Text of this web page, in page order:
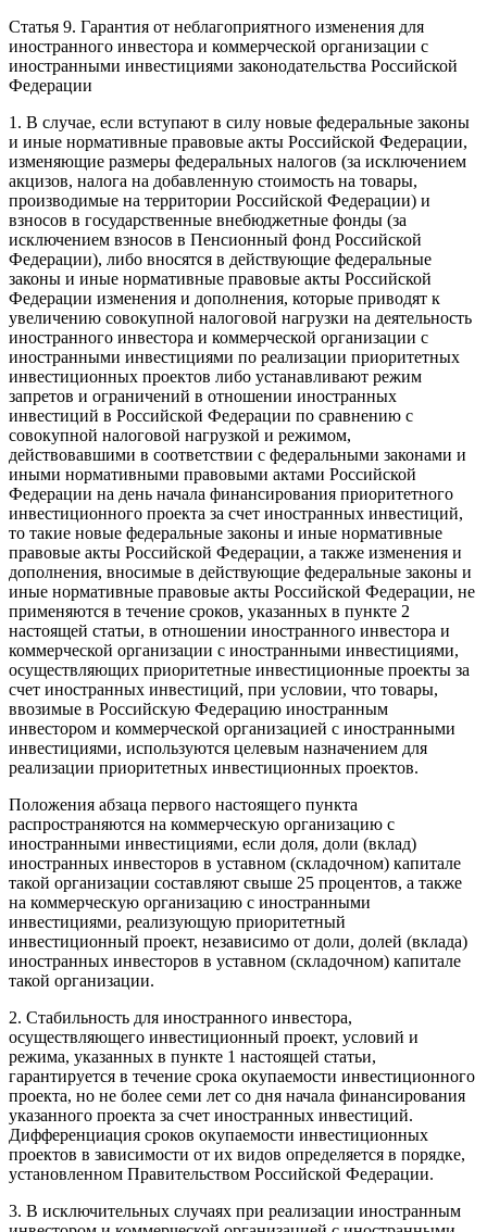
Статья 9. Гарантия от неблагоприятного изменения для
иностранного инвестора и коммерческой организации с
иностранными инвестициями законодательства Российской
Федерации
1. В случае, если вступают в силу новые федеральные законы
и иные нормативные правовые акты Российской Федерации,
изменяющие размеры федеральных налогов (за исключением
акцизов, налога на добавленную стоимость на товары,
производимые на территории Российской Федерации) и
взносов в государственные внебюджетные фонды (за
исключением взносов в Пенсионный фонд Российской
Федерации), либо вносятся в действующие федеральные
законы и иные нормативные правовые акты Российской
Федерации изменения и дополнения, которые приводят к
увеличению совокупной налоговой нагрузки на деятельность
иностранного инвестора и коммерческой организации с
иностранными инвестициями по реализации приоритетных
инвестиционных проектов либо устанавливают режим
запретов и ограничений в отношении иностранных
инвестиций в Российской Федерации по сравнению с
совокупной налоговой нагрузкой и режимом,
действовавшими в соответствии с федеральными законами и
иными нормативными правовыми актами Российской
Федерации на день начала финансирования приоритетного
инвестиционного проекта за счет иностранных инвестиций,
то такие новые федеральные законы и иные нормативные
правовые акты Российской Федерации, а также изменения и
дополнения, вносимые в действующие федеральные законы и
иные нормативные правовые акты Российской Федерации, не
применяются в течение сроков, указанных в пункте 2
настоящей статьи, в отношении иностранного инвестора и
коммерческой организации с иностранными инвестициями,
осуществляющих приоритетные инвестиционные проекты за
счет иностранных инвестиций, при условии, что товары,
ввозимые в Российскую Федерацию иностранным
инвестором и коммерческой организацией с иностранными
инвестициями, используются целевым назначением для
реализации приоритетных инвестиционных проектов.
Положения абзаца первого настоящего пункта
распространяются на коммерческую организацию с
иностранными инвестициями, если доля, доли (вклад)
иностранных инвесторов в уставном (складочном) капитале
такой организации составляют свыше 25 процентов, а также
на коммерческую организацию с иностранными
инвестициями, реализующую приоритетный
инвестиционный проект, независимо от доли, долей (вклада)
иностранных инвесторов в уставном (складочном) капитале
такой организации.
2. Стабильность для иностранного инвестора,
осуществляющего инвестиционный проект, условий и
режима, указанных в пункте 1 настоящей статьи,
гарантируется в течение срока окупаемости инвестиционного
проекта, но не более семи лет со дня начала финансирования
указанного проекта за счет иностранных инвестиций.
Дифференциация сроков окупаемости инвестиционных
проектов в зависимости от их видов определяется в порядке,
установленном Правительством Российской Федерации.
3. В исключительных случаях при реализации иностранным